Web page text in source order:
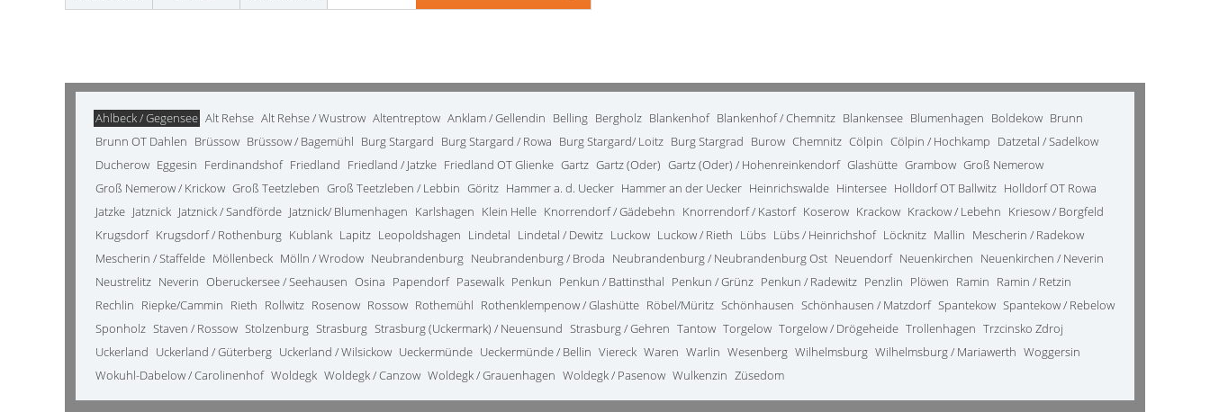
Ahlbeck / Gegensee Alt Rehse Alt Rehse / Wustrow Altentreptow Anklam / Gellendin Belling Bergholz Blankenhof Blankenhof / Chemnitz Blankensee Blumenhagen Boldekow Brunn
Brunn OT Dahlen Brüssow Brüssow / Bagemühl Burg Stargard Burg Stargard / Rowa Burg Stargard/ Loitz Burg Stargrad Burow Chemnitz Cölpin Cölpin / Hochkamp Datzetal / Sadelkow
Ducherow Eggesin Ferdinandshof Friedland Friedland / Jatzke Friedland OT Glienke Gartz Gartz (Oder) Gartz (Oder) / Hohenreinkendorf Glashütte Grambow Groß Nemerow
Groß Nemerow / Krickow Groß Teetzleben Groß Teetzleben / Lebbin Göritz Hammer a. d. Uecker Hammer an der Uecker Heinrichswalde Hintersee Holldorf OT Ballwitz Holldorf OT Rowa
Jatzke Jatznick Jatznick / Sandförde Jatznick/ Blumenhagen Karlshagen Klein Helle Knorrendorf / Gädebehn Knorrendorf / Kastorf Koserow Krackow Krackow / Lebehn Kriesow / Borgfeld
Krugsdorf Krugsdorf / Rothenburg Kublank Lapitz Leopoldshagen Lindetal Lindetal / Dewitz Luckow Luckow / Rieth Lübs Lübs / Heinrichshof Löcknitz Mallin Mescherin / Radekow
Mescherin / Staffelde Möllenbeck Mölln / Wrodow Neubrandenburg Neubrandenburg / Broda Neubrandenburg / Neubrandenburg Ost Neuendorf Neuenkirchen Neuenkirchen / Neverin
Neustrelitz Neverin Oberuckersee / Seehausen Osina Papendorf Pasewalk Penkun Penkun / Battinsthal Penkun / Grünz Penkun / Radewitz Penzlin Plöwen Ramin Ramin / Retzin
Rechlin Riepke/Cammin Rieth Rollwitz Rosenow Rossow Rothemühl Rothenklempenow / Glashütte Röbel/Müritz Schönhausen Schönhausen / Matzdorf Spantekow Spantekow / Rebelow
Sponholz Staven / Rossow Stolzenburg Strasburg Strasburg (Uckermark) / Neuensund Strasburg / Gehren Tantow Torgelow Torgelow / Drögeheide Trollenhagen Trzcinsko Zdroj
Uckerland Uckerland / Güterberg Uckerland / Wilsickow Ueckermünde Ueckermünde / Bellin Viereck Waren Warlin Wesenberg Wilhelmsburg Wilhelmsburg / Mariawerth Woggersin
Wokuhl-Dabelow / Carolinenhof Woldegk Woldegk / Canzow Woldegk / Grauenhagen Woldegk / Pasenow Wulkenzin Züsedom